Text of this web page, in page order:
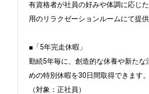
有資格者が社員の好みや体調に応じ
用のリラクゼーションルームにて提供
■「5年完走休暇」
勤続5年毎に、創造的な休養や新たな
めの特別休暇を30日間取得できます。
（対象：正社員）